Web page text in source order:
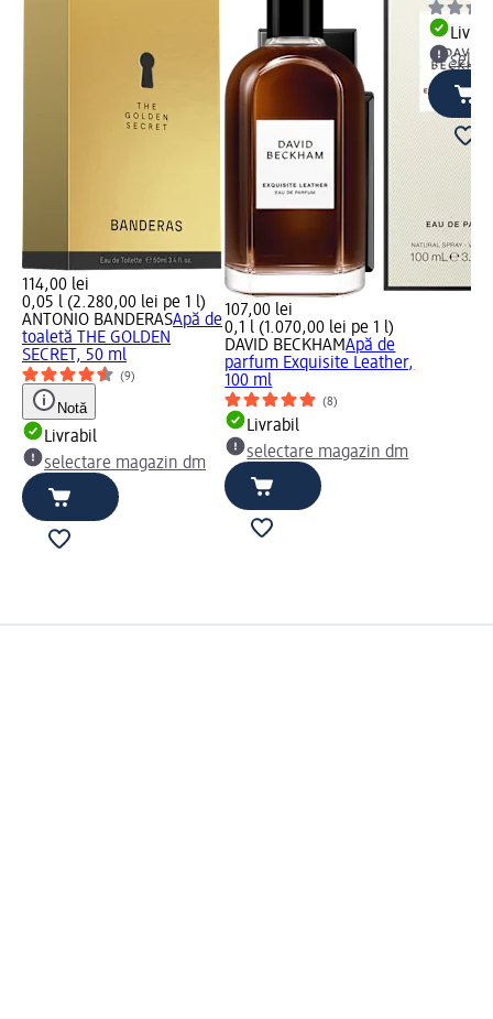
114,00 lei
0,05 l (2.280,00 lei pe 1 l)
ANTONIO BANDERASApă de
toaletă THE GOLDEN
SECRET, 50 ml
(9)
Notă
Livrabil
selectare magazin dm
107,00 lei
0,1 l (1.070,00 lei pe 1 l)
DAVID BECKHAMApă de
parfum Exquisite Leather,
100 ml
(8)
Livrabil
selectare magazin dm